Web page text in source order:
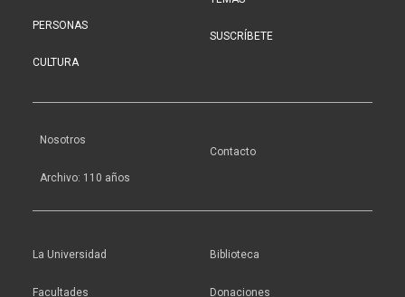
PERSONAS
CULTURA
SUSCRÍBETE
Nosotros
Archivo: 110 años
Contacto
La Universidad
Facultades
Biblioteca
Donaciones